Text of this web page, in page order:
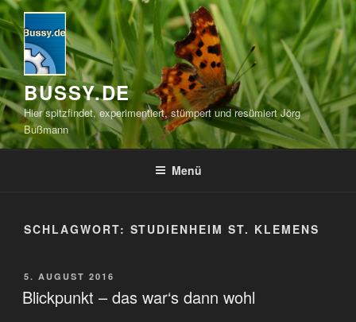
Zum
Inhalt
springen
BUSSY.DE
Hier spitzfindet, experimentiert, stümpert und resümiert Jörg
Bußmann
Menü
SCHLAGWORT: STUDIENHEIM ST. KLEMENS
VERÖFFENTLICHT
AM
5. AUGUST 2016
Blickpunkt – das war‘s dann wohl